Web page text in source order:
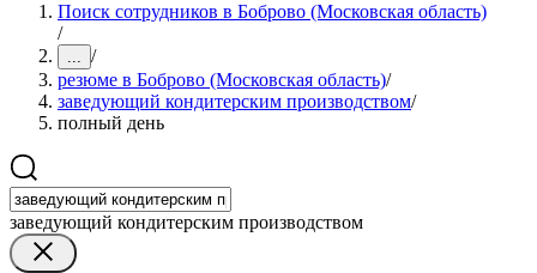
Поиск сотрудников в Боброво (Московская область)
/
... /
резюме в Боброво (Московская область)/
заведующий кондитерским производством/
полный день
заведующий кондитерским производством